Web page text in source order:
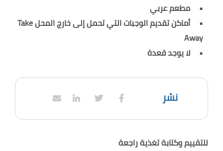
مطعم عربي
أماكن تقديم الوجبات التي تحمل إلى خارج المحل Take
Away
لا يوجد قعدة
نشر
للتقييم وكتابة تغذية راجعة